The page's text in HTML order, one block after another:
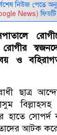
নিউজ পেতে
News) ফিডটি
রোগীর
ও
ছাত্র
বিল্লাহসহ
হাতে
আটক